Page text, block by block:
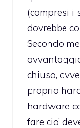
(compresi i
dovrebbe
Secondo
chiuso,
proprio
hardware
fare cio’